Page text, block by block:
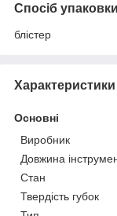
Спосіб упаковки
блістер
Характеристики
Основні
Виробник
Довжина
Стан
Твердість губок